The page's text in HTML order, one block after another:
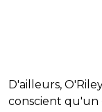
D'ailleurs,
conscient qu'un